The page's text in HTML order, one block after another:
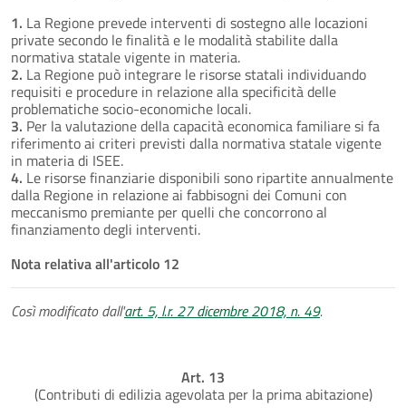
1. La Regione prevede interventi di sostegno alle locazioni
private secondo le finalità e le modalità stabilite dalla
normativa statale vigente in materia.
2. La Regione può integrare le risorse statali individuando
requisiti e procedure in relazione alla specificità delle
problematiche socio-economiche locali.
3. Per la valutazione della capacità economica familiare si fa
riferimento ai criteri previsti dalla normativa statale vigente
in materia di ISEE.
4. Le risorse finanziarie disponibili sono ripartite annualmente
dalla Regione in relazione ai fabbisogni dei Comuni con
meccanismo premiante per quelli che concorrono al
finanziamento degli interventi.
Nota relativa all'articolo 12
Così modificato dall'art. 5, l.r. 27 dicembre 2018, n. 49.
Art. 13
(Contributi di edilizia agevolata per la prima abitazione)